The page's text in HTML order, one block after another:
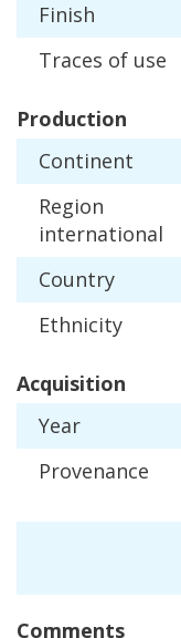
Finish
Traces of use
Production
Continent
Region
international
Country
Ethnicity
Acquisition
Year
Provenance
Comments